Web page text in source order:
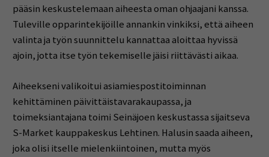
pääsin keskustelemaan aiheesta oman ohjaajani kanssa.
Tuleville opparintekijöille annankin vinkiksi, että aiheen
valinta ja työn suunnittelu kannattaa aloittaa hyvissä
ajoin, jotta itse työn tekemiselle jäisi riittävästi aikaa.
Aiheekseni valikoitui asiamiespostitoiminnan
kehittäminen päivittäistavarakaupassa, ja
toimeksiantajana toimi Seinäjoen keskustassa sijaitseva
S-Market kauppakeskus Lehtinen. Halusin saada aiheen,
joka olisi itselle mielenkiintoinen, mutta myös